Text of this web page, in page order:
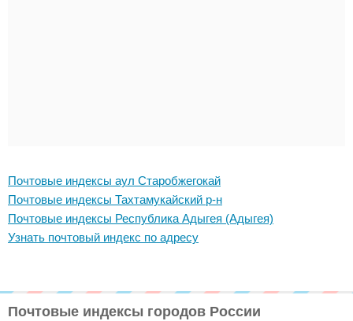
Почтовые индексы аул Старобжегокай
Почтовые индексы Тахтамукайский р-н
Почтовые индексы Республика Адыгея (Адыгея)
Узнать почтовый индекс по адресу
Почтовые индексы городов России